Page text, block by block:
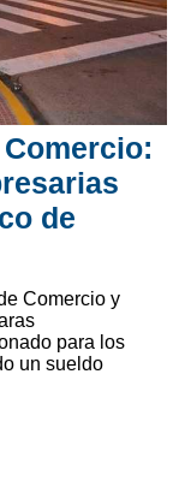
de
Comercio y
para los
un sueldo